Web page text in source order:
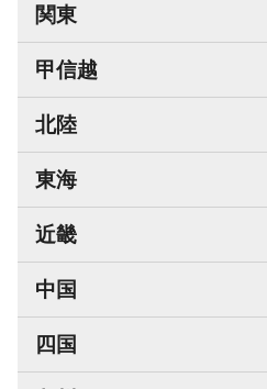
関東
甲信越
北陸
東海
近畿
中国
四国